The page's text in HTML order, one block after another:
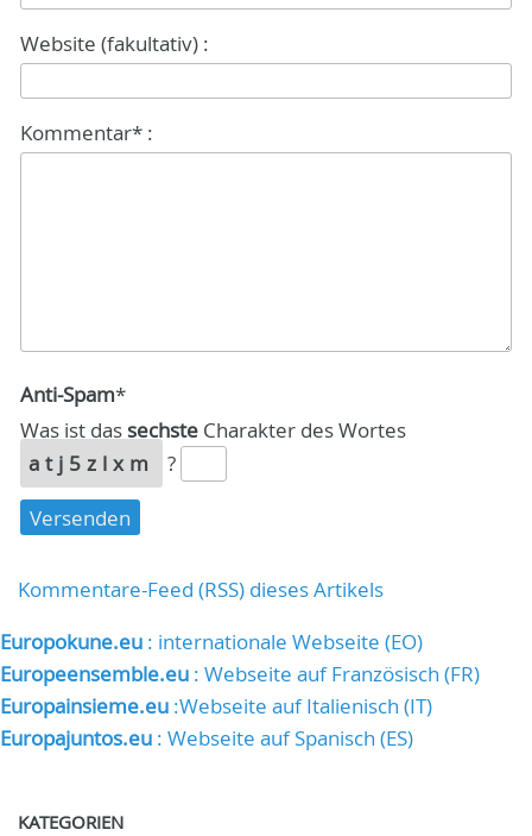
Website (fakultativ) :
Kommentar* :
Anti-Spam*
Was ist das sechste Charakter des Wortes
atj5zlxm
?
Kommentare-Feed (RSS) dieses Artikels
Europokune.eu : internationale Webseite (EO)
Europeensemble.eu : Webseite auf Französisch (FR)
Europainsieme.eu :Webseite auf Italienisch (IT)
Europajuntos.eu : Webseite auf Spanisch (ES)
KATEGORIEN